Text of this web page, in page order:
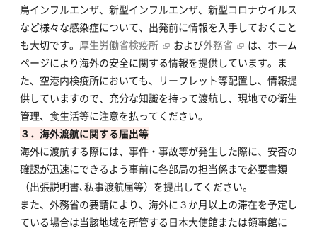
鳥インフルエンザ、新型インフルエンザ、新型コロナウイルス
など様々な感染症について、出発前に情報を入手しておくこと
も大切です。 厚生労働省検疫所 および外務省
は、ホーム
ページにより海外の安全に関する情報を提供しています。ま
た、空港内検疫所においても、リーフレット等配置し、情報提
供していますので、充分な知識を持って渡航し、現地での衛生
管理、食生活等に注意を払ってください。
３．海外渡航に関する届出等
海外に渡航する際には、事件・事故等が発生した際に、安否の
確認が迅速にできるよう事前に各部局の担当係まで必要書類
（出張説明書､私事渡航届等）を提出してください。
また、外務省の要請により、海外に３か月以上の滞在を予定し
ている場合は当該地域を所管する日本大使館または領事館に